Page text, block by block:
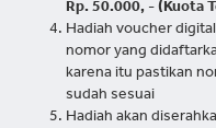
Rp. 50.000, - (Kuota
Hadiah voucher
nomor yang
karena itu pastikan
sudah sesuai
Hadiah akan